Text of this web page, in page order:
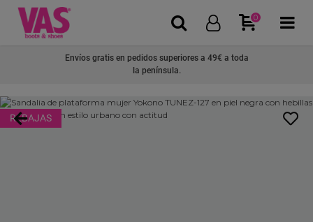
0
Envíos gratis en pedidos superiores a 49€ a toda
la península.
REBAJAS